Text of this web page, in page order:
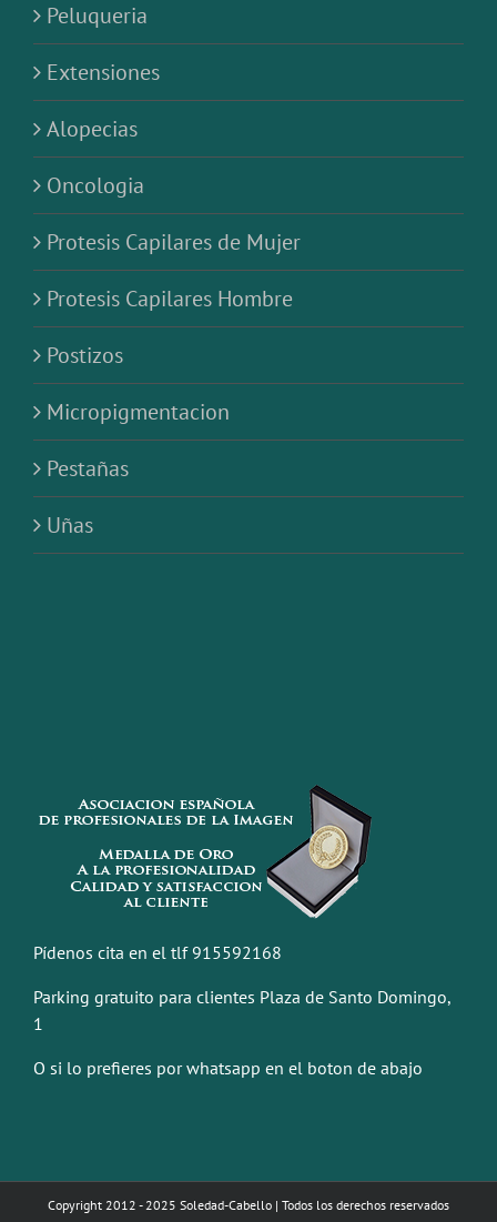
Peluqueria
Extensiones
Alopecias
Oncologia
Protesis Capilares de Mujer
Protesis Capilares Hombre
Postizos
Micropigmentacion
Pestañas
Uñas
Pídenos cita en el tlf 915592168
Parking gratuito para clientes Plaza de Santo Domingo,
1
O si lo prefieres por whatsapp en el boton de abajo
Copyright 2012 - 2025 Soledad-Cabello | Todos los derechos reservados